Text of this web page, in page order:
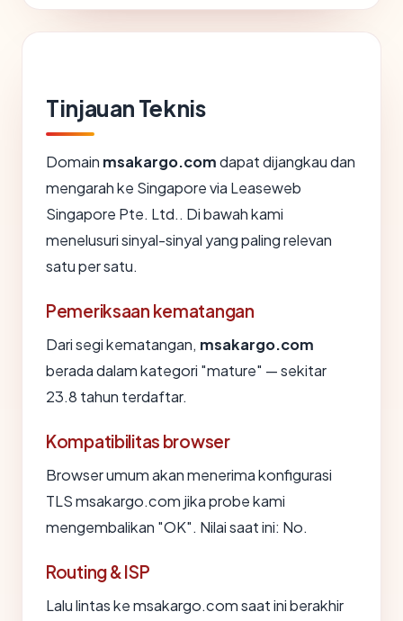
Tinjauan Teknis
Domain msakargo.comdapat dijangkau dan
mengarah ke Singapore via Leaseweb
Singapore Pte. Ltd.. Di bawah kami
menelusuri sinyal-sinyal yang paling relevan
satu per satu.
Pemeriksaan kematangan
Dari segi kematangan, msakargo.com
berada dalam kategori "mature" — sekitar
23.8 tahun terdaftar.
Kompatibilitas browser
Browser umum akan menerima konfigurasi
TLS msakargo.com jika probe kami
mengembalikan "OK". Nilai saat ini: No.
Routing & ISP
Lalu lintas ke msakargo.com saat ini berakhir